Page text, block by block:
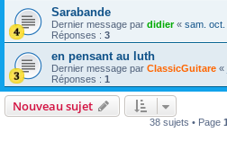
Sarabande
Dernier message par didier« sam. oct.
Réponses : 3
en pensant au luth
Dernier message par ClassicGuitare «
Réponses : 1
Nouveau sujet
38 sujets • Page 1